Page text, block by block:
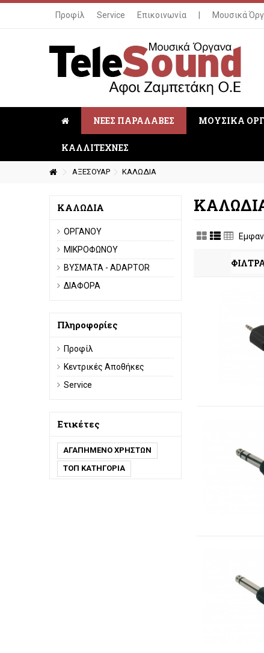
Προφίλ Service Επικοινωνία Μουσικά
ΝΕΕΣ ΠΑΡΑΛΑΒΕΣ ΜΟΥΣΙΚΑ
ΚΑΛΛΙΤΕΧΝΕΣ
ΑΞΕΣΟΥΑΡ ΚΑΛΩΔΙΑ
ΚΑΛΩΔΙΑ
ΟΡΓΑΝΟΥ
ΜΙΚΡΟΦΩΝΟΥ
ΒΥΣΜΑΤΑ - ADAPTOR
ΔΙΑΦΟΡΑ
Πληροφορίες
Προφίλ
Κεντρικές Αποθήκες
Service
Ετικέτες
ΑΓΑΠΗΜΕΝΟ ΧΡΗΣΤΩΝ
ΤΟΠ ΚΑΤΗΓΟΡΙΑ